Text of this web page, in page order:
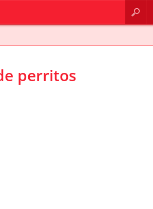
perritos